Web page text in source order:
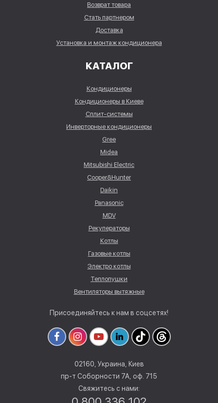
Возврат товара
Стать партнером
Доставка
Установка и монтаж кондиционера
КАТАЛОГ
Кондиционеры
Кондиционеры в Киеве
Сплит-системы
Инверторные кондиционеры
Gree
Midea
Mitsubishi Electric
Cooper&Hunter
Daikin
Panasonic
MDV
Рекуператоры
Котлы
Газовые котлы
Электро котлы
Теплопушки
Вентиляторы вытяжные
Присоединяйтесь к нам в соцсетях!
02160, Украина, Киев
пр-т Соборности 7А, оф. 715
Свяжитесь с нами: